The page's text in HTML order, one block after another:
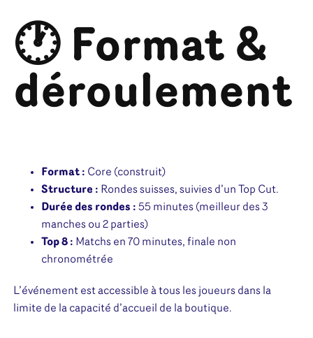
🕐 Format &
déroulement
Format : Core (construit)
Structure : Rondes suisses, suivies d’un Top Cut.
Durée des rondes : 55 minutes (meilleur des 3
manches ou 2 parties)
Top 8 : Matchs en 70 minutes, finale non
chronométrée
L’événement est accessible à tous les joueurs dans la
limite de la capacité d’accueil de la boutique.